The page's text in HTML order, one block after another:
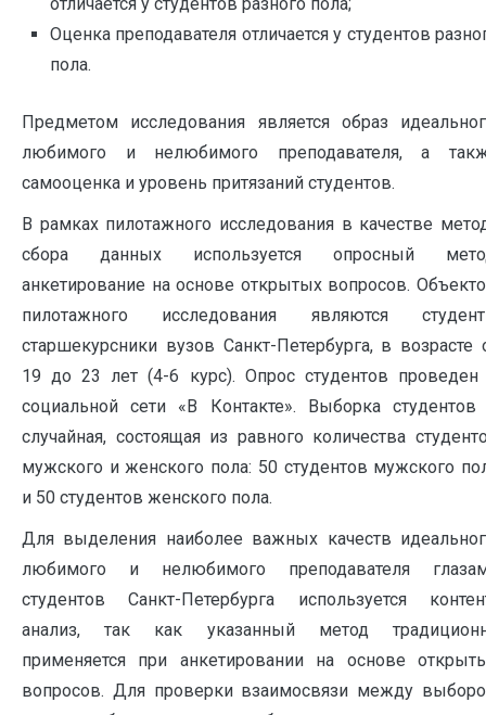
Оценка преподавателя отличается у студентов
пола.
Предметом исследования является образ
любимого и нелюбимого преподавателя, а
самооценка и уровень притязаний студентов.
В рамках пилотажного исследования в качестве
сбора данных используется опросный
анкетирование на основе открытых вопросов.
пилотажного исследования являются
старшекурсники вузов Санкт-Петербурга, в возрасте
19 до 23 лет (4-6 курс). Опрос студентов
социальной сети «В Контакте». Выборка
случайная, состоящая из равного количества
мужского и женского пола: 50 студентов мужского
и 50 студентов женского пола.
Для выделения наиболее важных качеств
любимого и нелюбимого преподавателя
студентов Санкт-Петербурга используется
анализ, так как указанный метод
применяется при анкетировании на основе
вопросов. Для проверки взаимосвязи между